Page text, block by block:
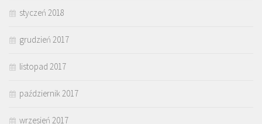
styczeń 2018
grudzień 2017
listopad 2017
październik 2017
wrzesień 2017